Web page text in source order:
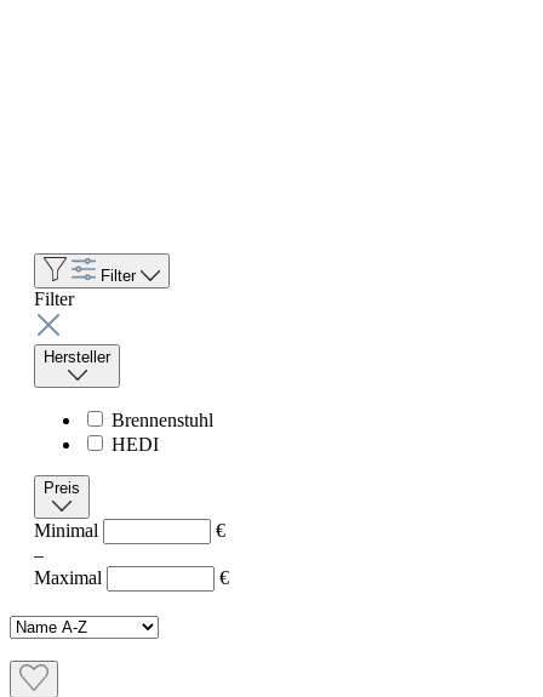
Filter
Filter
Hersteller
Brennenstuhl
HEDI
Preis
Minimal
€
–
Maximal
€